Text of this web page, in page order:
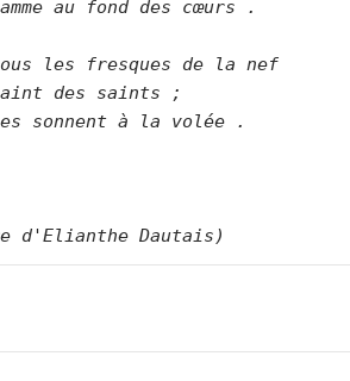
au fond des cœurs .
les fresques de la nef
des saints ;
sonnent à la volée .
d'Elianthe Dautais)